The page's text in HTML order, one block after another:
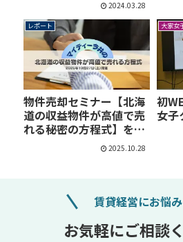
2024.03.28
レポート
物件売却セミナー【北海
道の収益物件が高値で売
れる秘密の方程式】を
2025.10.28
大家女
初
女子
賃貸経営にお悩
お気軽にご相談